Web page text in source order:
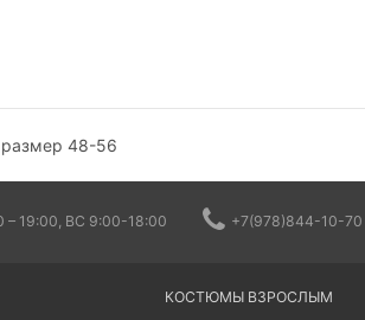
48-56
19:00, ВС 9:00-18:00 +7(978)844-10-70
КОСТЮМЫ ВЗРОСЛЫМ